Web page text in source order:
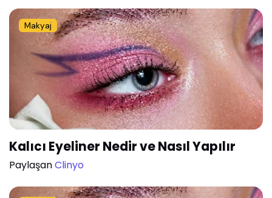
Makyaj
Kalıcı Eyeliner Nedir ve Nasıl Yapılır
PaylaşanClinyo